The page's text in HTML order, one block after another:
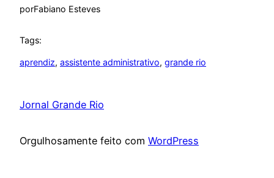
porFabiano Esteves
Tags:
aprendiz, assistente administrativo, grande rio
Jornal Grande Rio
Orgulhosamente feito com WordPress